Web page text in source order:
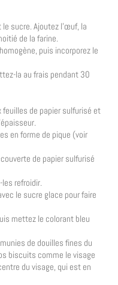
sucre. Ajoutez l’œuf, la
de la farine.
puis incorporez le
la au frais pendant 30
de papier sulfurisé et
en forme de pique (voir
de papier sulfurisé
refroidir.
le sucre glace pour faire
mettez le colorant bleu
de douilles fines du
biscuits comme le visage
du visage, qui est en